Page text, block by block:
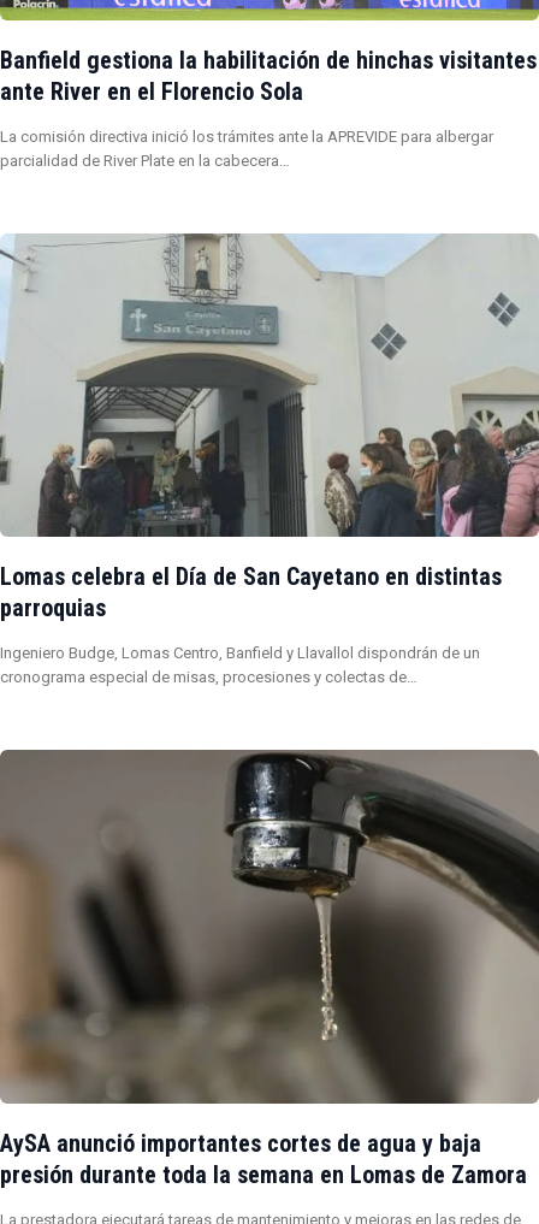
Banfield gestiona la habilitación de hinchas visitantes
ante River en el Florencio Sola
La comisión directiva inició los trámites ante la APREVIDE para albergar
parcialidad de River Plate en la cabecera…
Lomas celebra el Día de San Cayetano en distintas
parroquias
Ingeniero Budge, Lomas Centro, Banfield y Llavallol dispondrán de un
cronograma especial de misas, procesiones y colectas de…
AySA anunció importantes cortes de agua y baja
presión durante toda la semana en Lomas de Zamora
La prestadora ejecutará tareas de mantenimiento y mejoras en las redes de